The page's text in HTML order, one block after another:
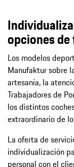
opciones
Los modelos
Manufaktur sobre
artesanía, la
Trabajadores de
los distintos
extraordinario de
La oferta de
individualización
personal con el